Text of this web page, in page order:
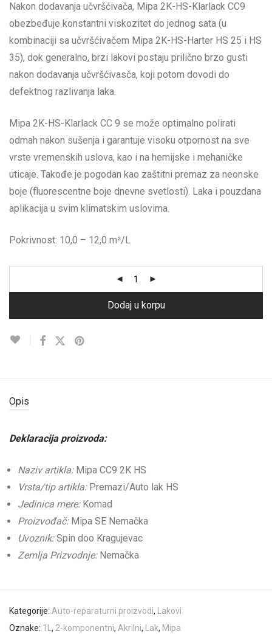
Nakon dodavanja učvršćivača, Mipa 2K-HS-Klarlack CC9
obezbeđuje konstantni viskozitet do jednog sata (u
kombinaciji sa učvršćivačem Mipa 2K-HS-Harter HS 25 i HS
35), dok generalno, brzi lakovi postaju prilično brzo gusti
nakon dodavanja učvršćivasča, koji potom dovodi do
defektnog razlivanja laka.
Mipa 2K-HS-Klarlack CC 9 se može optimalno polirati
odmah nakon sušenja i garantuje visoku otpornost na sve
vrste vremenskih uslova, kao i na hemijske i mehaničke
uticaje. Takođe je pogodan kao zaštitni premaz za neonske
boje (fluorescentne boje dnevne svetlosti). Laka i pouzdana
aplikacija u svim klimatskim uslovima.
Pokrivnost: 10,0 – 12,0 m²/L
Dodaj u korpu
Opis
Deklaracija proizvoda:
Naziv artikla:Mipa CC9 2K HS
Vrsta/tip artikla:Premazi/Auto lak HS
Jedinica mere:Komad
Proizvođač:Mipa SE Nemačka
Uvoznik:Spin doo Kragujevac
Zemlja Prizvodnje:Nemačka
Kategorije: Auto-reparaturni proizvodi, Lakovi
Oznake: 1L, 2-komponentni, Akrilni, Lak, Mipa